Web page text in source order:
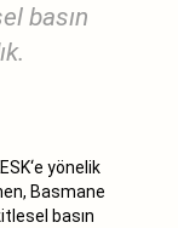
basın
yönelik
Basmane
basın